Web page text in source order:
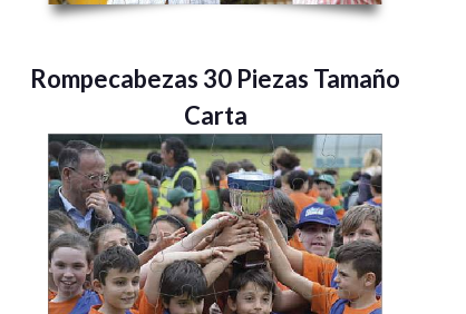
Rompecabezas 30 Piezas Tamaño
Carta